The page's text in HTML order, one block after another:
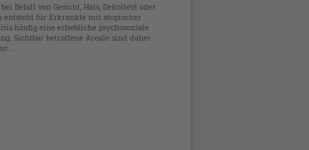
bei Befall von Gesicht, Hals, Dekolleté oder
entsteht für Erkrankte mit atopischer
häufig eine erhebliche psychosoziale
Sichtbar betroffene Areale sind daher
...